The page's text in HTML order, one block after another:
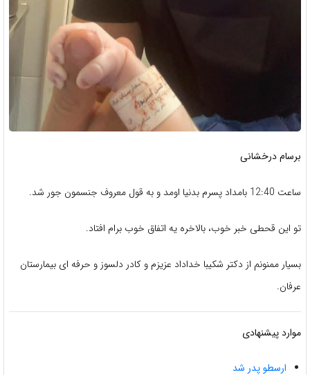
برسام درخشانی
ساعت 12:40 بامداد پسرم بدنیا اومد و به قول معروف جنسمون جور شد.
تو این قحطی خبر خوب، بالاخره یه اتفاق خوب برام افتاد.
بسیار ممنونم از دکتر شکیبا خداداد عزیزم و کادر دلسوز و حرفه ای بیمارستان
عرفان.
موارد پیشنهادی
ارسطو پدر شد